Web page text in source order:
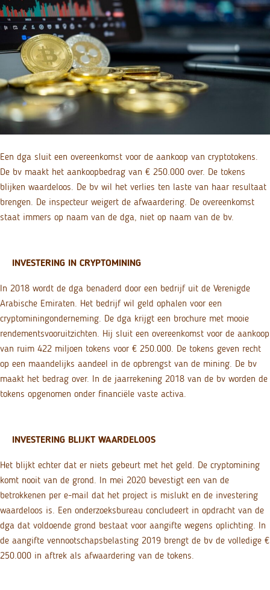
Een dga sluit een overeenkomst voor de aankoop van cryptotokens.
De bv maakt het aankoopbedrag van € 250.000 over. De tokens
blijken waardeloos. De bv wil het verlies ten laste van haar resultaat
brengen. De inspecteur weigert de afwaardering. De overeenkomst
staat immers op naam van de dga, niet op naam van de bv.
INVESTERING IN CRYPTOMINING
In 2018 wordt de dga benaderd door een bedrijf uit de Verenigde
Arabische Emiraten. Het bedrijf wil geld ophalen voor een
cryptominingonderneming. De dga krijgt een brochure met mooie
rendementsvooruitzichten. Hij sluit een overeenkomst voor de aankoop
van ruim 422 miljoen tokens voor € 250.000. De tokens geven recht
op een maandelijks aandeel in de opbrengst van de mining. De bv
maakt het bedrag over. In de jaarrekening 2018 van de bv worden de
tokens opgenomen onder financiële vaste activa.
INVESTERING BLIJKT WAARDELOOS
Het blijkt echter dat er niets gebeurt met het geld. De cryptomining
komt nooit van de grond. In mei 2020 bevestigt een van de
betrokkenen per e-mail dat het project is mislukt en de investering
waardeloos is. Een onderzoeksbureau concludeert in opdracht van de
dga dat voldoende grond bestaat voor aangifte wegens oplichting. In
de aangifte vennootschapsbelasting 2019 brengt de bv de volledige €
250.000 in aftrek als afwaardering van de tokens.